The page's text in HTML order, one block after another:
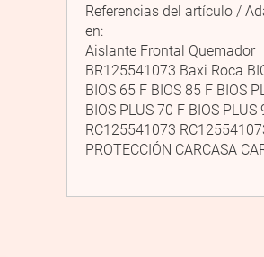
Referencias del artículo /
en:
Aislante Frontal Quemador
BR125541073 Baxi Roca
BIOS 65 F BIOS 85 F BIOS
BIOS PLUS 70 F BIOS PLUS
RC125541073
PROTECCIÓN CARCASA